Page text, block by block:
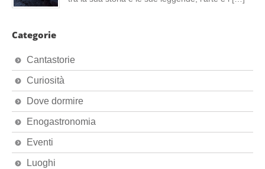
Categorie
Cantastorie
Curiosità
Dove dormire
Enogastronomia
Eventi
Luoghi